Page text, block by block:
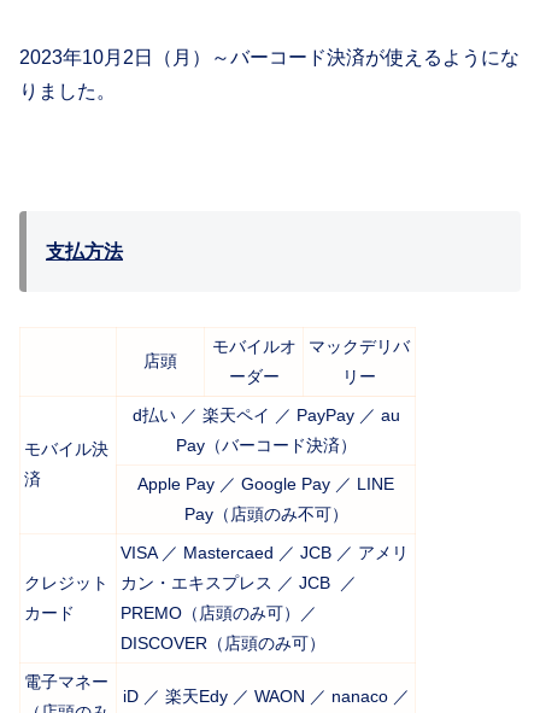
2023年10月2日（月）～バーコード決済が使えるようにな
りました。
支払方法
店頭
モバイルオ
ーダー
マックデリバ
リー
モバイル決
済
d払い ／ 楽天ペイ ／ PayPay ／ au
Pay（バーコード決済）
Apple Pay ／ Google Pay ／ LINE
Pay（店頭のみ不可）
クレジット
カード
VISA ／ Mastercaed ／ JCB ／ アメリ
カン・エキスプレス ／ JCB ／
PREMO（店頭のみ可）／
DISCOVER（店頭のみ可）
電子マネー
iD ／ 楽天Edy ／ WAON ／ nanaco ／